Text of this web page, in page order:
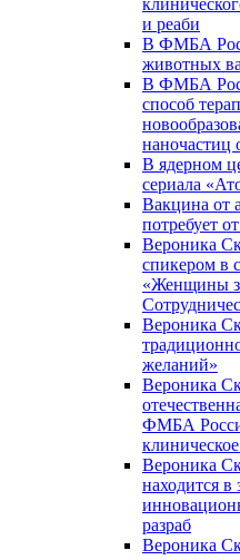
и реаби
В ФМБА
животных
В ФМБА
способ
наночастиц
В ядерном
сериала
Вакцина от
потребует
Вероника
спикером в
«Женщины
Вероника
желаний»
Вероника
ФМБА
Вероника
находится в
разраб
Вероника